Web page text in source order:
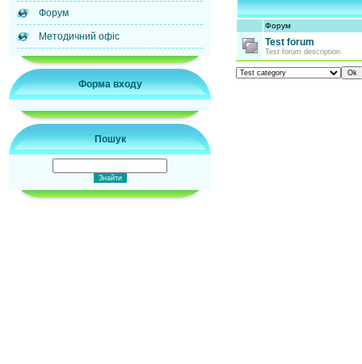
Форум
Методичний офіс
Форма входу
Пошук
Форум
Test forum
Test forum description